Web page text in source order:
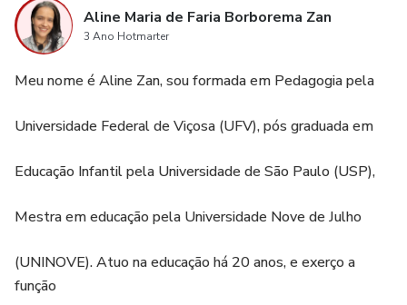
Aline Maria de Faria Borborema Zan
3 Ano Hotmarter
Meu nome é Aline Zan, sou formada em Pedagogia pela
Universidade Federal de Viçosa (UFV), pós graduada em
Educação Infantil pela Universidade de São Paulo (USP),
Mestra em educação pela Universidade Nove de Julho
(UNINOVE). Atuo na educação há 20 anos, e exerço a
função